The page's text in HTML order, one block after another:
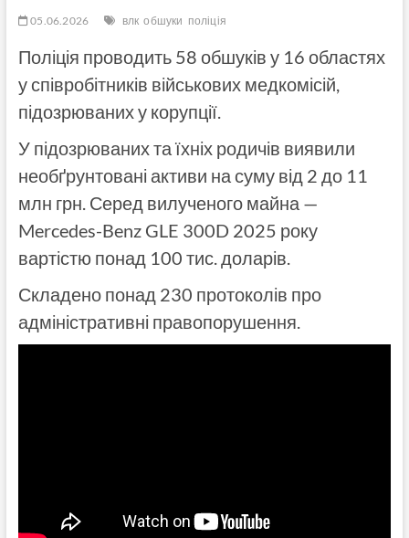
05.06.2026 влк обшуки поліція
Поліція проводить 58 обшуків у 16 областях
у співробітників військових медкомісій,
підозрюваних у корупції.
У підозрюваних та їхніх родичів виявили
необґрунтовані активи на суму від 2 до 11
млн грн. Серед вилученого майна —
Mercedes-Benz GLE 300D 2025 року
вартістю понад 100 тис. доларів.
Складено понад 230 протоколів про
адміністративні правопорушення.